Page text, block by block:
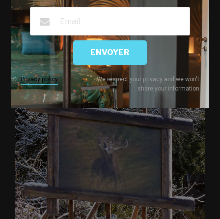
PASCAL HARTWIG – PHOTOGRAPHIES RÉHAUSSÉES
ENVOYER
Privacy policy
We respect your privacy and we won't
share your information